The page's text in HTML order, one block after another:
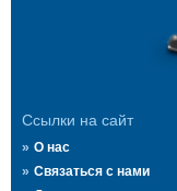
Ссылки на сайт
О нас
Связаться с нами